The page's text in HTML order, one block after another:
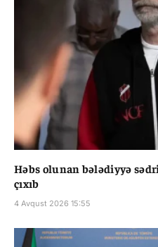
Həbs olunan bələdiyyə
çıxıb
4 Avqust 2026 15:55